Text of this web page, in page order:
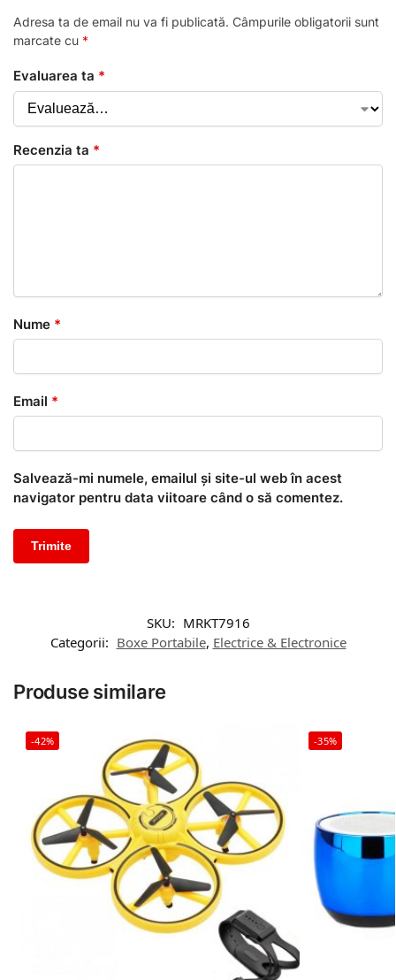
Adresa ta de email nu va fi publicată. Câmpurile obligatorii sunt
marcate cu *
Evaluarea ta *
Recenzia ta *
Nume *
Email *
Salvează-mi numele, emailul și site-ul web în acest
navigator pentru data viitoare când o să comentez.
SKU: MRKT7916
Categorii: Boxe Portabile, Electrice & Electronice
Produse similare
-42% -35%